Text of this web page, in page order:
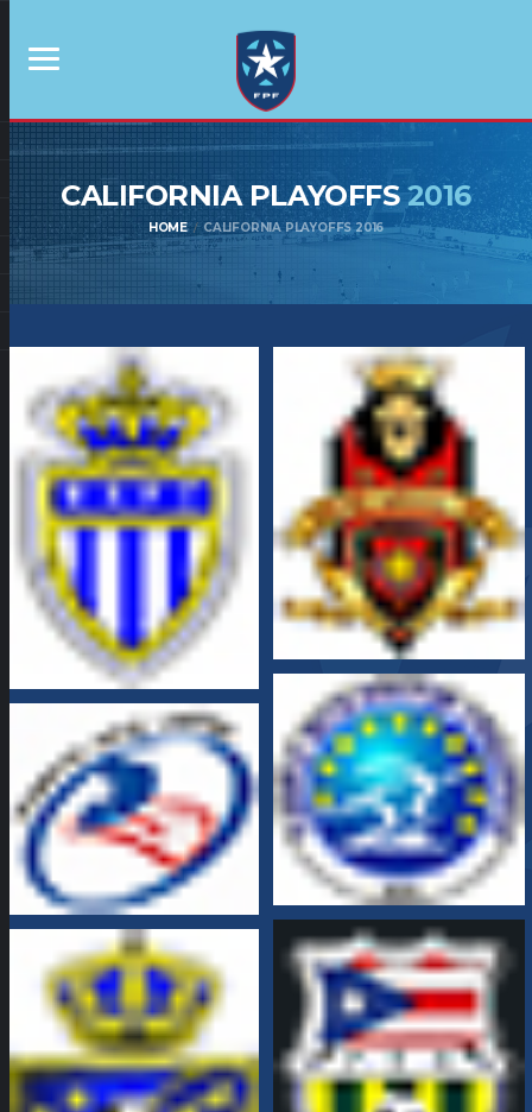
CALIFORNIA PLAYOFFS2016
HOME CALIFORNIA PLAYOFFS 2016